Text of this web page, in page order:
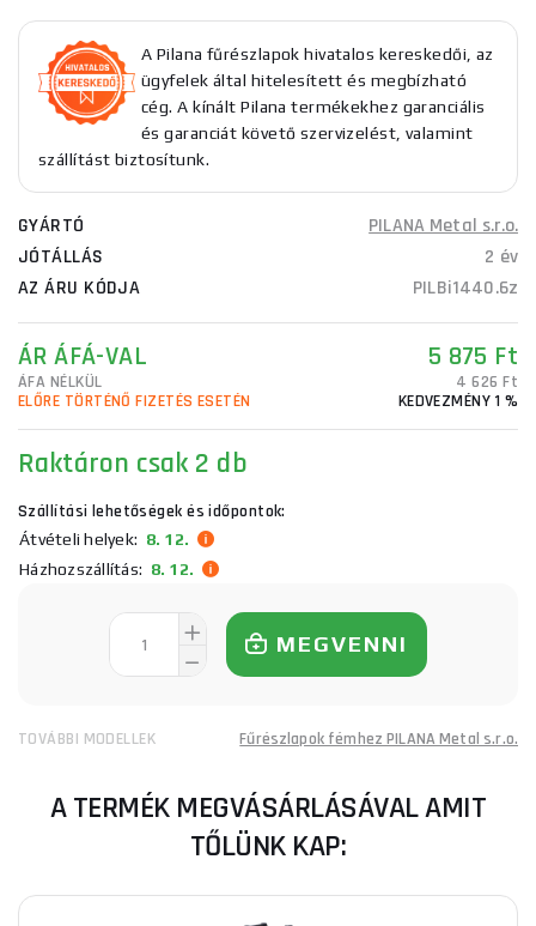
A Pilana fűrészlapok hivatalos kereskedői, az
ügyfelek által hitelesített és megbízható
cég. A kínált Pilana termékekhez garanciális
és garanciát követő szervizelést, valamint
szállítást biztosítunk.
GYÁRTÓ
PILANA Metal s.r.o.
JÓTÁLLÁS
2 év
AZ ÁRU KÓDJA
PILBi1440.6z
ÁR ÁFÁ-VAL 5 875 Ft
ÁFA NÉLKÜL
4 626 Ft
ELŐRE TÖRTÉNŐ FIZETÉS ESETÉN
KEDVEZMÉNY 1 %
Raktáron csak 2 db
Szállítási lehetőségek és időpontok:
Átvételi helyek: 8. 12.
Házhozszállítás: 8. 12.
MEGVENNI
TOVÁBBI MODELLEK Fűrészlapok fémhez PILANA Metal s.r.o.
A TERMÉK MEGVÁSÁRLÁSÁVAL AMIT
TŐLÜNK KAP: